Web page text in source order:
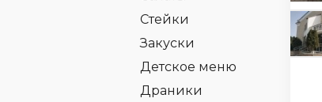
Стейки
Закуски
Детское меню
Драники